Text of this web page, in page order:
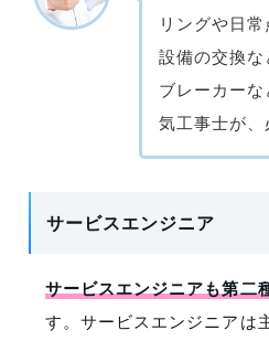
リングや日
設備の交換な
ブレーカー
気工事士が、
サービスエンジニア
サービスエンジニアも第二
す。サービスエンジニアは